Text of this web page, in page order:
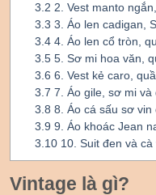
3.2 2. Vest manto
3.3 3. Áo len cadigan,
3.44. Áo len cổ tròn,
3.55. Sơ mi hoa văn,
3.6 6. Vest kẻ caro,
3.7 7. Áo gile, sơ mi và
3.8 8. Áo cá sấu sơ
3.9 9. Áo khoác Jean
3.1010. Suit đen và cà
Vintage là gì?